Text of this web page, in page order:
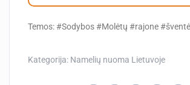
Temos: #Sodybos #Molėtų #rajone
Kategorija: Namelių nuoma Lietuvoje